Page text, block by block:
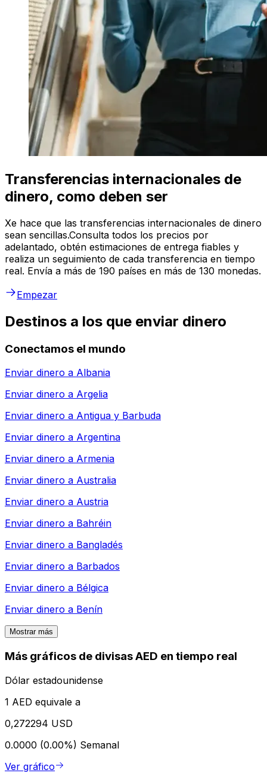
Transferencias internacionales de
dinero, como deben ser
Xe hace que las transferencias internacionales de dinero
sean sencillas.Consulta todos los precios por
adelantado, obtén estimaciones de entrega fiables y
realiza un seguimiento de cada transferencia en tiempo
real. Envía a más de 190 países en más de 130 monedas.
Empezar
Destinos a los que enviar dinero
Conectamos el mundo
Enviar dinero a Albania
Enviar dinero a Argelia
Enviar dinero a Antigua y Barbuda
Enviar dinero a Argentina
Enviar dinero a Armenia
Enviar dinero a Australia
Enviar dinero a Austria
Enviar dinero a Bahréin
Enviar dinero a Bangladés
Enviar dinero a Barbados
Enviar dinero a Bélgica
Enviar dinero a Benín
Mostrar más
Más gráficos de divisas AED en tiempo real
Dólar estadounidense
1 AED equivale a
0,272294 USD
0.0000 (0.00%) Semanal
Ver gráfico